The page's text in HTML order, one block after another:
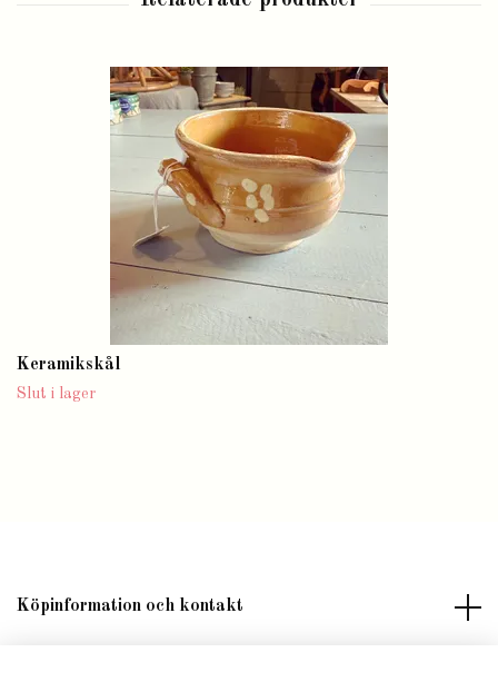
Keramikskål
Slut i lager
Köpinformation och kontakt